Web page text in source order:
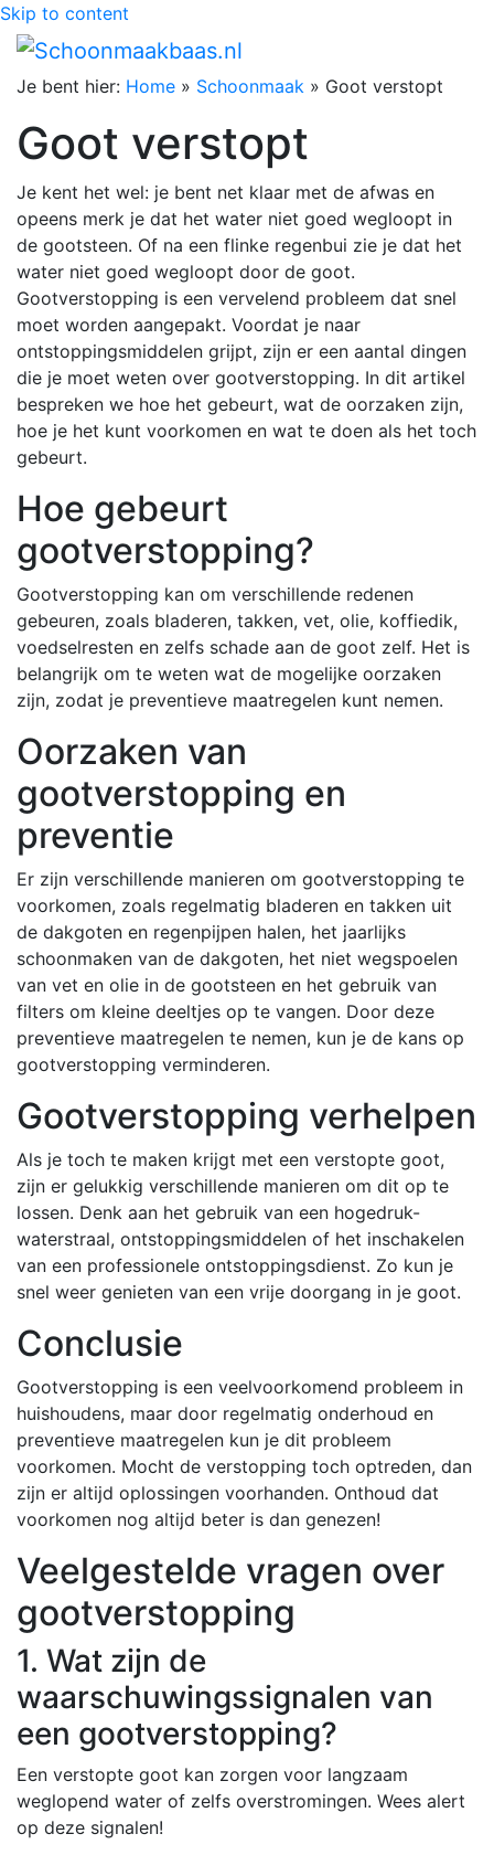
Skip to content
Je bent hier: Home » Schoonmaak » Goot verstopt
Goot verstopt
Je kent het wel: je bent net klaar met de afwas en
opeens merk je dat het water niet goed wegloopt in
de gootsteen. Of na een flinke regenbui zie je dat het
water niet goed wegloopt door de goot.
Gootverstopping is een vervelend probleem dat snel
moet worden aangepakt. Voordat je naar
ontstoppingsmiddelen grijpt, zijn er een aantal dingen
die je moet weten over gootverstopping. In dit artikel
bespreken we hoe het gebeurt, wat de oorzaken zijn,
hoe je het kunt voorkomen en wat te doen als het toch
gebeurt.
Hoe gebeurt
gootverstopping?
Gootverstopping kan om verschillende redenen
gebeuren, zoals bladeren, takken, vet, olie, koffiedik,
voedselresten en zelfs schade aan de goot zelf. Het is
belangrijk om te weten wat de mogelijke oorzaken
zijn, zodat je preventieve maatregelen kunt nemen.
Oorzaken van
gootverstopping en
preventie
Er zijn verschillende manieren om gootverstopping te
voorkomen, zoals regelmatig bladeren en takken uit
de dakgoten en regenpijpen halen, het jaarlijks
schoonmaken van de dakgoten, het niet wegspoelen
van vet en olie in de gootsteen en het gebruik van
filters om kleine deeltjes op te vangen. Door deze
preventieve maatregelen te nemen, kun je de kans op
gootverstopping verminderen.
Gootverstopping verhelpen
Als je toch te maken krijgt met een verstopte goot,
zijn er gelukkig verschillende manieren om dit op te
lossen. Denk aan het gebruik van een hogedruk-
waterstraal, ontstoppingsmiddelen of het inschakelen
van een professionele ontstoppingsdienst. Zo kun je
snel weer genieten van een vrije doorgang in je goot.
Conclusie
Gootverstopping is een veelvoorkomend probleem in
huishoudens, maar door regelmatig onderhoud en
preventieve maatregelen kun je dit probleem
voorkomen. Mocht de verstopping toch optreden, dan
zijn er altijd oplossingen voorhanden. Onthoud dat
voorkomen nog altijd beter is dan genezen!
Veelgestelde vragen over
gootverstopping
1. Wat zijn de
waarschuwingssignalen van
een gootverstopping?
Een verstopte goot kan zorgen voor langzaam
weglopend water of zelfs overstromingen. Wees alert
op deze signalen!